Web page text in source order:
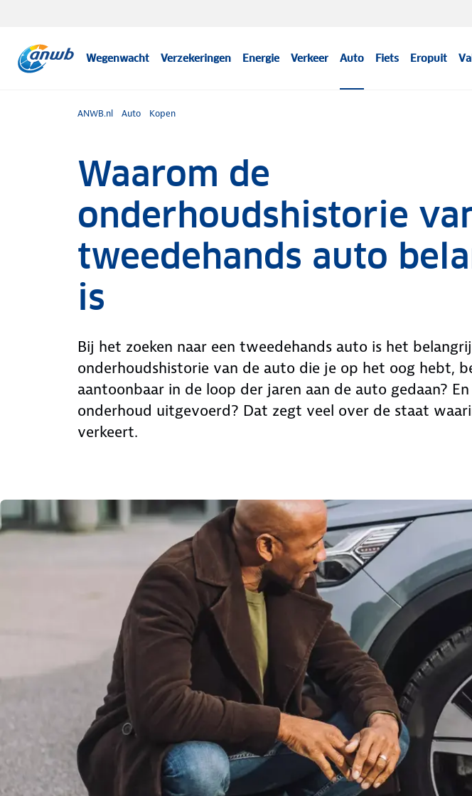
Wegenwacht Verzekeringen Energie Verkeer Auto Fiets Eropuit
ANWB.nl Auto Kopen
Waarom de
onderhoudshistorie
tweedehands auto
is
Bij het zoeken naar een tweedehands auto is het
onderhoudshistorie van de auto die je op het oog hebt,
aantoonbaar in de loop der jaren aan de auto gedaan?
onderhoud uitgevoerd? Dat zegt veel over de staat
verkeert.